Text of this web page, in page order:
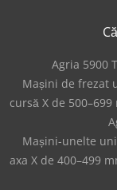
Agria 5900
Mașini de frezat
cursă X de 500–699
Mașini-unelte
axa X de 400–499